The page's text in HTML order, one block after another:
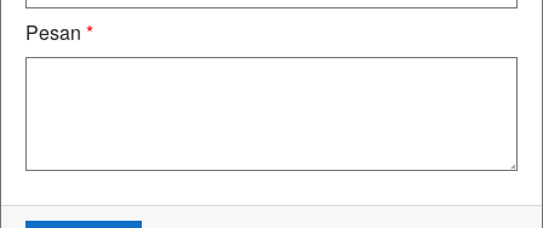
Pesan *